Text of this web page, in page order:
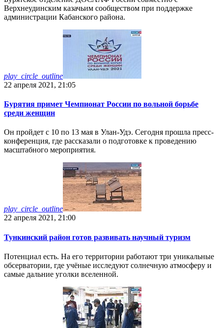
Верхнеудинским казачьим сообществом при поддержке
администрации Кабанского района.
play_circle_outline
22 апреля 2021, 21:05
Бурятия примет Чемпионат России по вольной борьбе
среди женщин
Он пройдет с 10 по 13 мая в Улан-Удэ. Сегодня прошла пресс-
конференция, где рассказали о подготовке к проведению
масштабного мероприятия.
play_circle_outline
22 апреля 2021, 21:00
Тункинский район готов развивать научный туризм
Потенциал есть. На его территории работают три уникальные
обсерватории, где учёные исследуют солнечную атмосферу и
самые дальние уголки вселенной.